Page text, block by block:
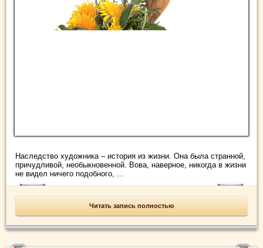
Наследство художника – история из жизни. Она была странной,
причудливой, необыкновенной. Вова, наверное, никогда в жизни
не видел ничего подобного, ...
Читать запись полностью